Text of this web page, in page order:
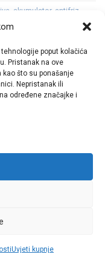
poput kolačića
Pristanak na ove
što su ponašanje
Nepristanak ili
određene značajke i
Uvjeti kupnje
akumulator, antifriz
,EQS
EQ ,Mercedes-
pločice,Poljeska,
Ostavite komentar